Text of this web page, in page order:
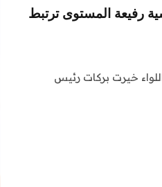
رفيعة المستوى ترتبط
خيرت بركات رئيس